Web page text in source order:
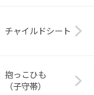
チャイルドシート
抱っこひも
（子守帯）